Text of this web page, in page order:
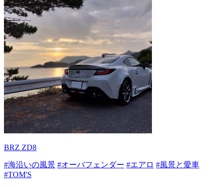
BRZ ZD8
#海沿いの風景 #オーバフェンダー #エアロ #風景と愛車
#TOM'S